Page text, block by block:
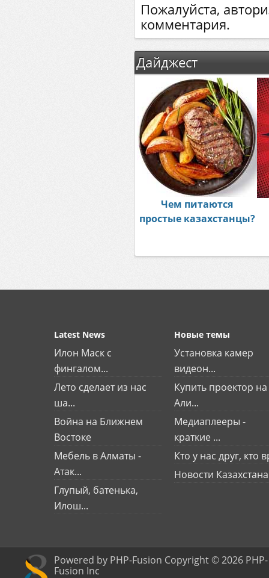
Пожалуйста,
комментария.
Дайджест
Чем питаются
простые казахстанцы?
Latest News
Илон Маск с
фингалом...
Лето сделает из нас
ша...
Война на Ближнем
Востоке
Мебель в Алматы -
Атак...
Глупый, батенька,
Илош...
Новые темы
Установка камер
видеон...
Купить проектор на
Али...
Медиаплееры -
краткие ...
Кто у нас друг, кто
Новости Казахстана
Powered by PHP-Fusion Copyright © 2026 PHP-
Fusion Inc